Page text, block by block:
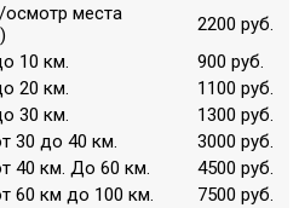
места
2200 руб.
10 км.
900 руб.
20 км.
1100 руб.
30 км.
1300 руб.
30 до 40 км.
3000 руб.
40 км. До 60 км.
4500 руб.
60 км до 100 км.
7500 руб.